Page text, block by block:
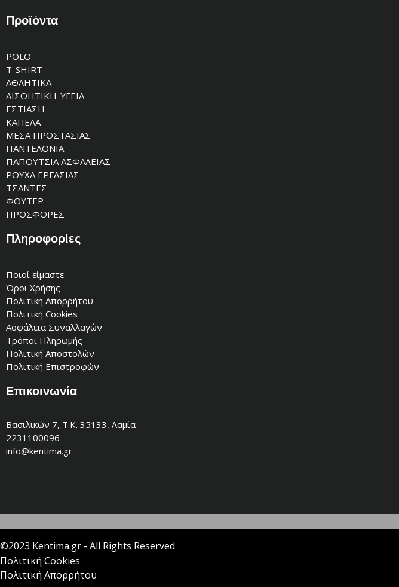
Προϊόντα
POLO
T-SHIRT
ΑΘΛΗΤΙΚΑ
ΑΙΣΘΗΤΙΚΗ-ΥΓΕΙΑ
ΕΣΤΙΑΣΗ
ΚΑΠΕΛΑ
ΜΕΣΑ ΠΡΟΣΤΑΣΙΑΣ
ΠΑΝΤΕΛΟΝΙΑ
ΠΑΠΟΥΤΣΙΑ ΑΣΦΑΛΕΙΑΣ
ΡΟΥΧΑ ΕΡΓΑΣΙΑΣ
ΤΣΑΝΤΕΣ
ΦΟΥΤΕΡ
ΠΡΟΣΦΟΡΕΣ
Πληροφορίες
Ποιοί είμαστε
Όροι Χρήσης
Πολιτική Απορρήτου
Πολιτική Cookies
Ασφάλεια Συναλλαγών
Τρόποι Πληρωμής
Πολιτική Αποστολών
Πολιτική Επιστροφών
Επικοινωνία
Βασιλικών 7, Τ.Κ. 35133, Λαμία
2231100096
info@kentima.gr
©2023 Kentima.gr - All Rights Reserved
Πολιτική Cookies
Πολιτική Απορρήτου